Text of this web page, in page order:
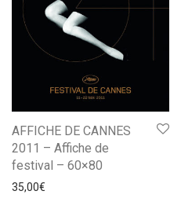
AFFICHE DE CANNES
2011 – Affiche de
festival – 60×80
35,00€